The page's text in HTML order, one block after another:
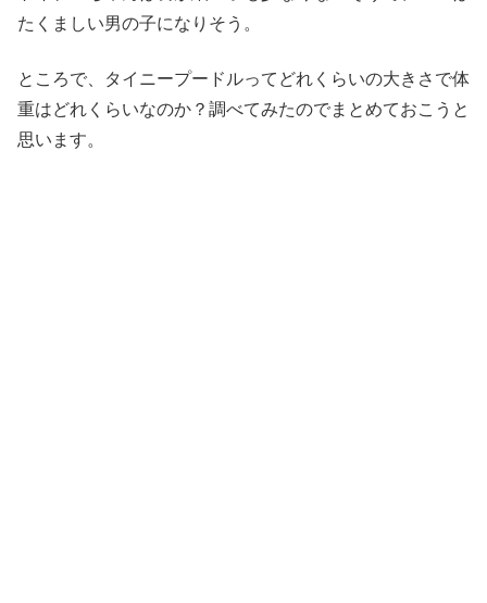
たくましい男の子になりそう。
ところで、タイニープードルってどれくらいの大きさで体
重はどれくらいなのか？調べてみたのでまとめておこうと
思います。